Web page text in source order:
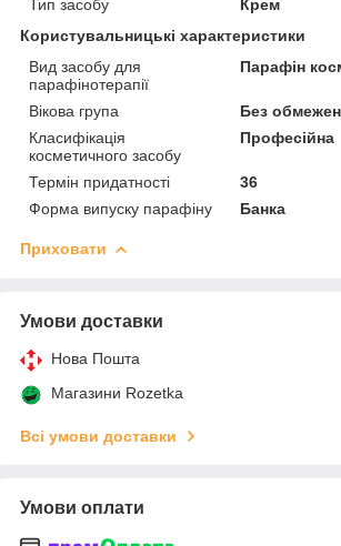
Тип засобу
Крем
Користувальницькі характеристики
Вид засобу для
парафінотерапії
Парафін
Вікова група
Без
Класифікація
косметичного засобу
Професійна
Термін придатності
36
Форма випуску парафіну
Банка
Приховати
Умови доставки
Нова Пошта
Магазини Rozetka
Всі умови доставки
Умови оплати